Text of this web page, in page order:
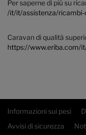
Per saperne di più su
/it/it/assistenza/
Caravan di qualità
https://www.eriba.com/
Informazioni sui pesi
Avvisi di sicurezza